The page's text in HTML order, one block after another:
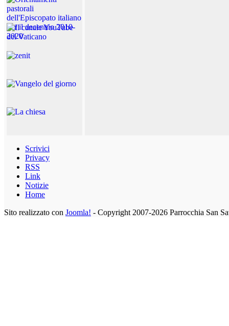
Scrivici
Privacy
RSS
Link
Notizie
Home
Sito realizzato con Joomla! - Copyright 2007-2026 Parrocchia San